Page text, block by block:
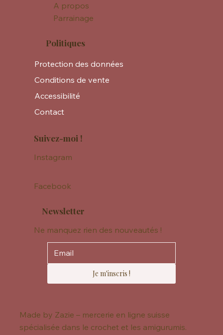
A propos
Parrainage
Politiques
Protection des données
Conditions de vente
Accessibilité
Contact
Suivez-moi !
Instagram
Facebook
Newsletter
Ne manquez rien des nouveautés !
Je m'inscris !
Made by Zazie – mercerie en ligne suisse
spécialisée dans le crochet et les amigurumis.